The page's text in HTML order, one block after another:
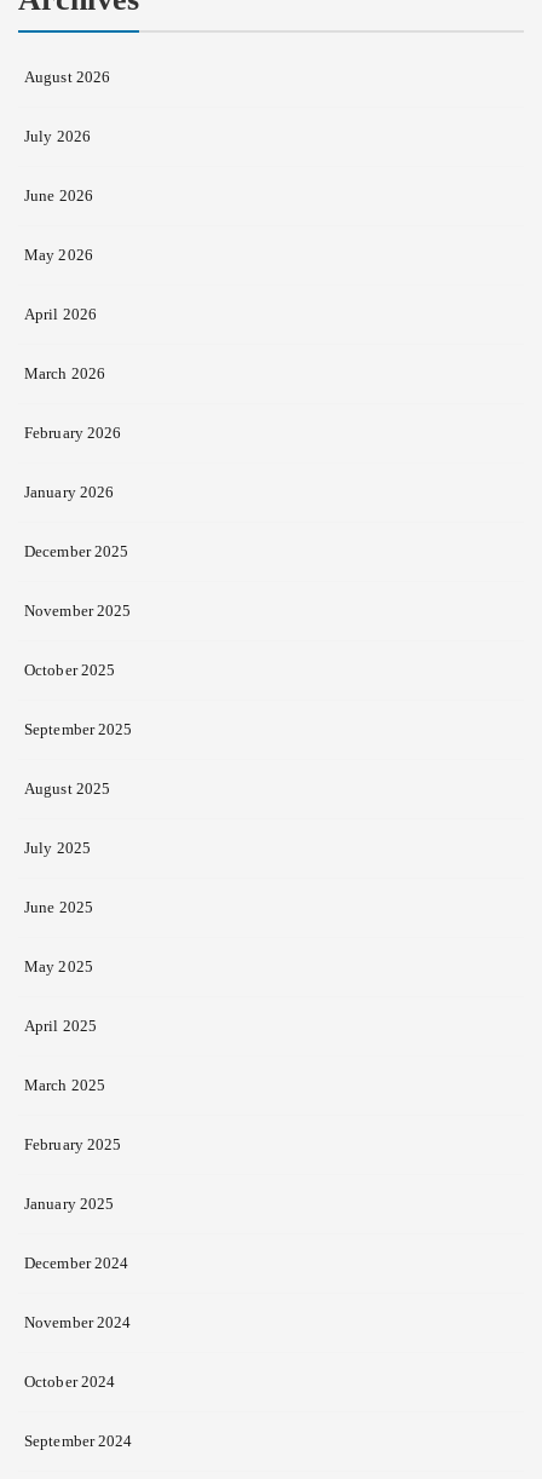
August 2026
July 2026
June 2026
May 2026
April 2026
March 2026
February 2026
January 2026
December 2025
November 2025
October 2025
September 2025
August 2025
July 2025
June 2025
May 2025
April 2025
March 2025
February 2025
January 2025
December 2024
November 2024
October 2024
September 2024